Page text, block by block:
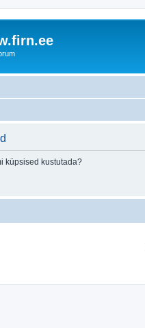
küpsised kustutada?